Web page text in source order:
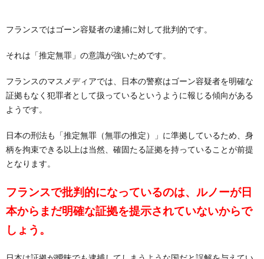
フランスではゴーン容疑者の逮捕に対して批判的です。
それは「推定無罪」の意識が強いためです。
フランスのマスメディアでは、日本の警察はゴーン容疑者を明確な
証拠もなく犯罪者として扱っているというように報じる傾向がある
ようです。
日本の刑法も「推定無罪（無罪の推定）」に準拠しているため、身
柄を拘束できる以上は当然、確固たる証拠を持っていることが前提
となります。
フランスで批判的になっているのは、ルノーが日
本からまだ明確な証拠を提示されていないからで
しょう。